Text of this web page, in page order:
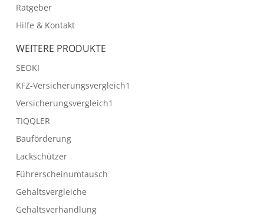
Ratgeber
Hilfe & Kontakt
WEITERE PRODUKTE
SEOKI
KFZ-Versicherungsvergleich1
Versicherungsvergleich1
TIQQLER
Bauförderung
Lackschützer
Führerscheinumtausch
Gehaltsvergleiche
Gehaltsverhandlung